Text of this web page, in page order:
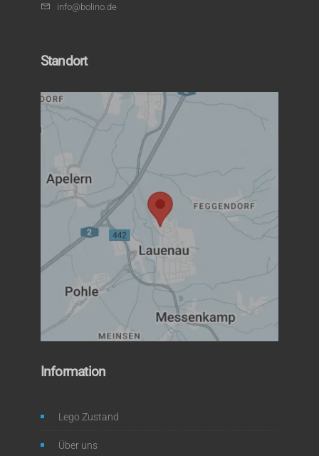
info@bolino.de
Standort
Information
Lego Zustand
Über uns